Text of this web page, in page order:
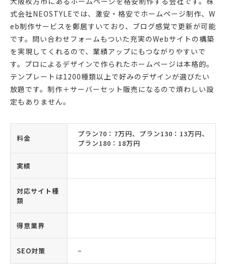
式会社NEOSTYLEでは、激安・格安でホームページ制作、W
eb制作サービスを鄭居すいており、ブログ感覚で更新が可能
です。問い合わせフォームもついた充実のWebサイトの構築
を実現してくれるので、業績アップにもつながりやすいで
す。プロによるデザインで作られたホームページは本格的。
テンプレートは1200種類以上で好みのデザインが選びたい
放題です。制作＋サーバーセット販売になるので煩わしい設
定もありません。
料金
プラン70：7万円、プラン130：13万円、
プラン180：18万円
実績
対応サイト種
類
得意業界
SEO対策 −